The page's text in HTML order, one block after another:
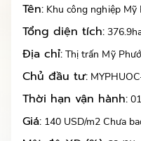
Tên: Khu công nghiệp
Tổng diện tích:
Địa chỉ: Thị trấn Mỹ
Chủ đầu tư:
Thời hạn vận hành:
Giá: 140 USD/m2 Chưa